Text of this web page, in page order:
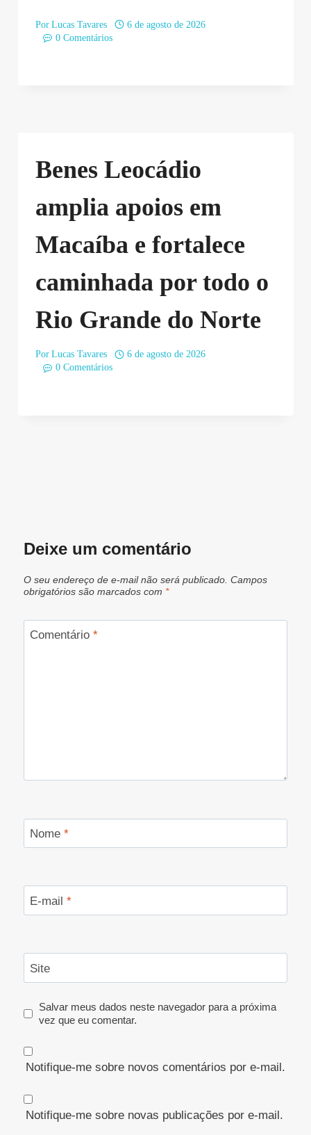
Por Lucas Tavares
6 de agosto de 2026
0 Comentários
Benes Leocádio
amplia apoios em
Macaíba e fortalece
caminhada por todo o
Rio Grande do Norte
Por Lucas Tavares
6 de agosto de 2026
0 Comentários
Deixe um comentário
O seu endereço de e-mail não será publicado. Campos
obrigatórios são marcados com *
Comentário *
Nome *
E-mail *
Site
Salvar meus dados neste navegador para a próxima
vez que eu comentar.
Notifique-me sobre novos comentários por e-mail.
Notifique-me sobre novas publicações por e-mail.